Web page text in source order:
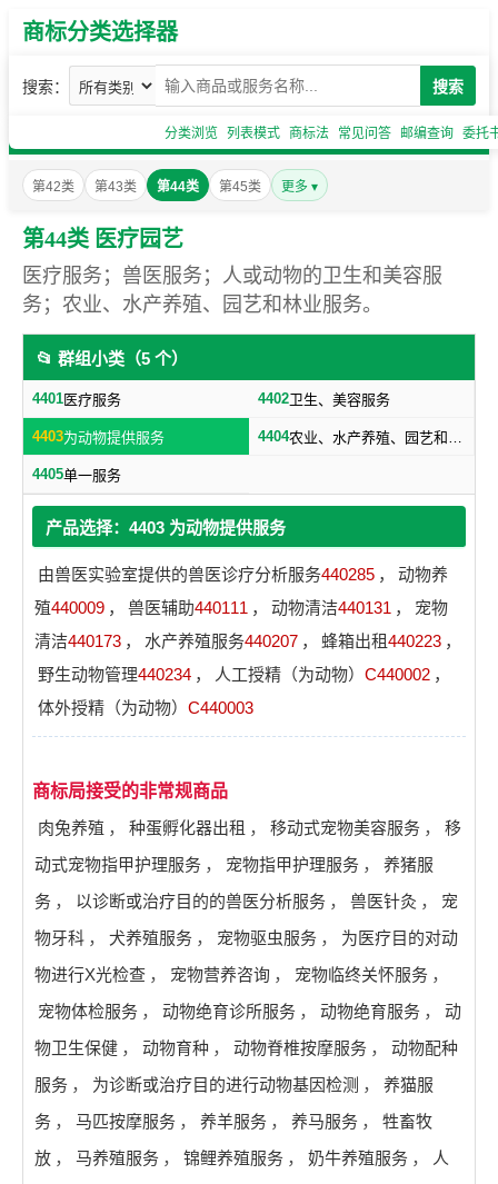
商标分类选择器
搜索： 搜索
分类浏览 列表模式 商标法 常见问答 邮编查询 委托
第42类 第43类 第44类 第45类 更多 ▾
第44类 医疗园艺
医疗服务；兽医服务；人或动物的卫生和美容服
务；农业、水产养殖、园艺和林业服务。
📂 群组小类（5 个）
4401医疗服务 4402卫生、美容服务
4403为动物提供服务 4404 农业、水产养殖、园艺和林业服务
4405单一服务
产品选择：4403 为动物提供服务
由兽医实验室提供的兽医诊疗分析服务440285 ，
动物养
殖440009 ， 兽医辅助440111 ， 动物清洁440131 ，
宠物
清洁440173 ， 水产养殖服务440207 ， 蜂箱出租440223 ，
野生动物管理440234 ， 人工授精（为动物） C440002 ，
体外授精（为动物） C440003
商标局接受的非常规商品
肉兔养殖 ， 种蛋孵化器出租 ， 移动式宠物美容服务 ，
移
动式宠物指甲护理服务 ， 宠物指甲护理服务 ，
养猪服
务 ， 以诊断或治疗目的的兽医分析服务 ， 兽医针灸 ，
宠
物牙科 ， 犬养殖服务 ， 宠物驱虫服务 ，
为医疗目的对动
物进行X光检查 ， 宠物营养咨询 ， 宠物临终关怀服务 ，
宠物体检服务 ， 动物绝育诊所服务 ， 动物绝育服务 ，
动
物卫生保健 ， 动物育种 ， 动物脊椎按摩服务 ，
动物配种
服务 ， 为诊断或治疗目的进行动物基因检测 ，
养猫服
务 ， 马匹按摩服务 ， 养羊服务 ， 养马服务 ，
牲畜牧
放 ， 马养殖服务 ， 锦鲤养殖服务 ， 奶牛养殖服务 ，
人